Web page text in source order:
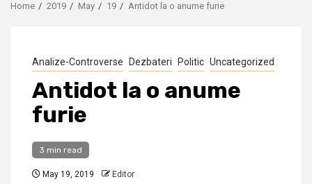
Home 2019 May 19 Antidot la o anume furie
Analize-Controverse Dezbateri Politic Uncategorized
Antidot la o anume
furie
3 min read
May 19, 2019 Editor